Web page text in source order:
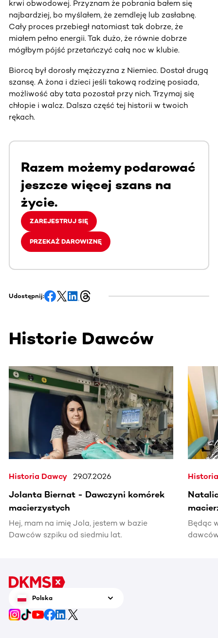
krwi obwodowej. Przyznam że pobrania bałem się
najbardziej, bo myślałem, że zemdleję lub zasłabnę.
Cały proces przebiegł natomiast tak dobrze, że
miałem pełno energii. Tak dużo, że równie dobrze
mógłbym pójść przetańczyć całą noc w klubie.
Biorcą był dorosły mężczyzna z Niemiec. Dostał drugą
szansę. A żona i dzieci jeśli takową rodzinę posiada,
możliwość aby tata pozostał przy nich. Trzymaj się
chłopie i walcz. Dalsza część tej historii w twoich
rękach.
Razem możemy podarować
jeszcze więcej szans na
życie.
ZAREJESTRUJ SIĘ
PRZEKAŻ DAROWIZNĘ
Udostępnij:
Historie Dawców
Ta sekcja zawiera treści przewijane w poziomie. Użyj
Historia Dawcy 29.07.2026
Jolanta Biernat - Dawczyni komórek
macierzystych
Hej, mam na imię Jola, jestem w bazie
Dawców szpiku od siedmiu lat.
Będąc
Polska